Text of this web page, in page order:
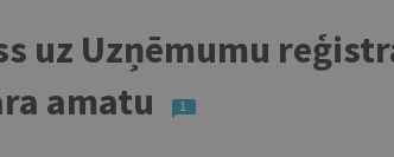
uz Uzņēmumu
amatu
1